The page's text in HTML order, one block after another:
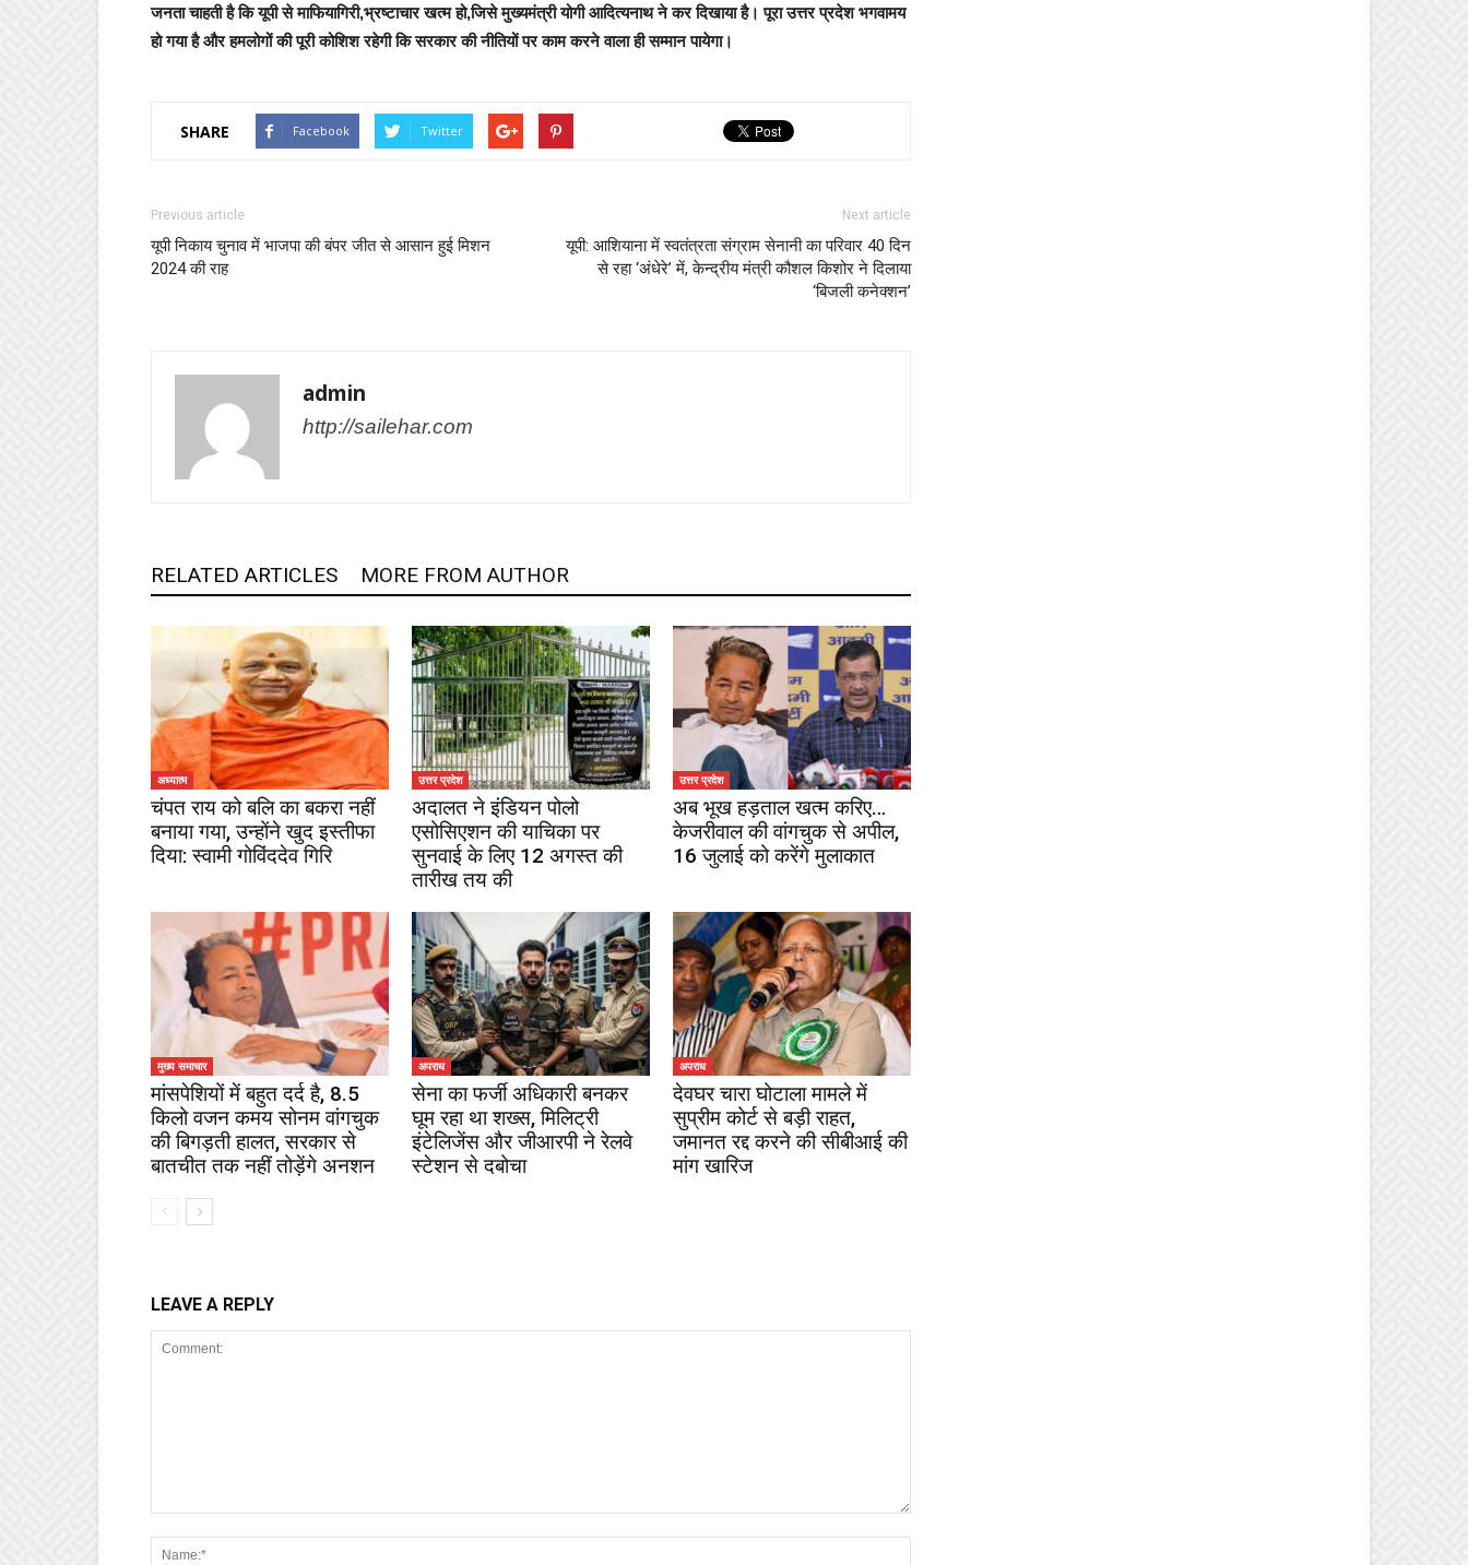
जनता चाहती है कि यूपी से माफियागिरी,भ्रष्टाचार खत्म हो,जिसे मुख्यमंत्री योगी आदित्यनाथ ने कर दिखाया है। पूरा उत्तर प्रदेश भगवामय
हो गया है और हमलोगों की पूरी कोशिश रहेगी कि सरकार की नीतियों पर काम करने वाला ही सम्मान पायेगा।
SHARE Facebook Twitter
Previous article
यूपी न‍िकाय चुनाव में भाजपा की बंपर जीत से आसान हुई म‍िशन
2024 की राह
Next article
यूपी: आशियाना में स्वतंत्रता संग्राम सेनानी का परिवार 40 दिन
से रहा ‘अंधेरे’ में, केन्द्रीय मंत्री कौशल किशोर ने दिलाया
‘बिजली कनेक्शन’
admin
http://sailehar.com
RELATED ARTICLES MORE FROM AUTHOR
अध्यात्म
चंपत राय को बलि का बकरा नहीं
बनाया गया, उन्होंने खुद इस्तीफा
दिया: स्वामी गोविंददेव गिरि
उत्तर प्रदेश
अदालत ने इंडियन पोलो
एसोसिएशन की याचिका पर
सुनवाई के लिए 12 अगस्त की
तारीख तय की
उत्तर प्रदेश
अब भूख हड़ताल खत्म करिए…
केजरीवाल की वांगचुक से अपील,
16 जुलाई को करेंगे मुलाकात
मुख्य समाचार
मांसपेशियों में बहुत दर्द है, 8.5
किलो वजन कमय सोनम वांगचुक
की बिगड़ती हालत, सरकार से
बातचीत तक नहीं तोड़ेंगे अनशन
अपराध
सेना का फर्जी अधिकारी बनकर
घूम रहा था शख्स, मिलिट्री
इंटेलिजेंस और जीआरपी ने रेलवे
स्टेशन से दबोचा
अपराध
देवघर चारा घोटाला मामले में
सुप्रीम कोर्ट से बड़ी राहत,
जमानत रद्द करने की सीबीआई की
मांग खारिज
LEAVE A REPLY